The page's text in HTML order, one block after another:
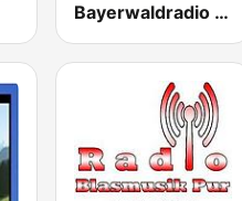
Bayerwaldradio Alles Oberkrain